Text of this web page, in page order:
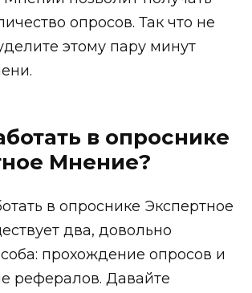
опросов. Так что не
этому пару минут
в опроснике
Мнение?
в опроснике Экспертное
два, довольно
прохождение опросов и
рефералов. Давайте